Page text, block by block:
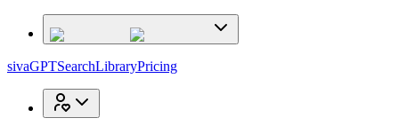
sivaGPTSearchLibraryPricing